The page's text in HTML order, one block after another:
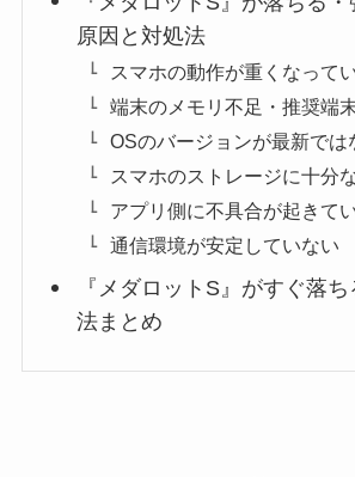
原因と対処法
スマホの動作が重くなって
端末のメモリ不足・推奨端
OSのバージョンが最新では
スマホのストレージに十分
アプリ側に不具合が起きて
通信環境が安定していない
『メダロットS』がすぐ落
法まとめ